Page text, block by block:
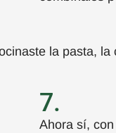
la pasta, la
7.
Ahora sí,